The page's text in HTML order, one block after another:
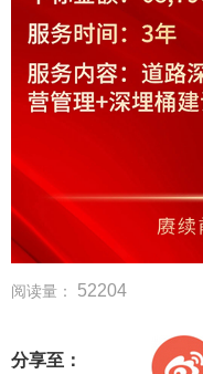
阅读量： 52204
分享至：